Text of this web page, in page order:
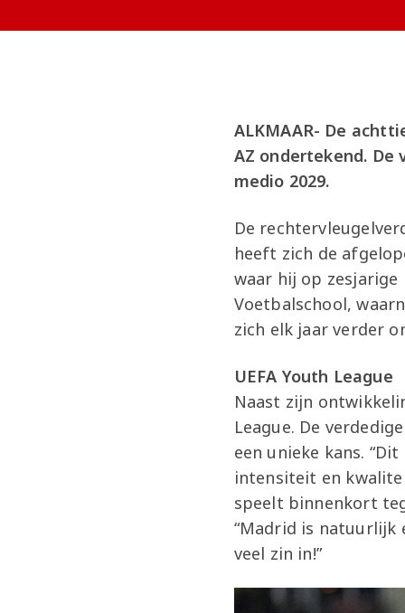
ALKMAAR- De
AZ ondertekend. De
medio 2029.
De
heeft zich de
waar hij op
Voetbalschool,
zich elk jaar verder
UEFA Youth League
Naast zijn
League. De
een unieke kans.
intensiteit en
speelt binnenkort
“Madrid is natuurlijk
veel zin in!”